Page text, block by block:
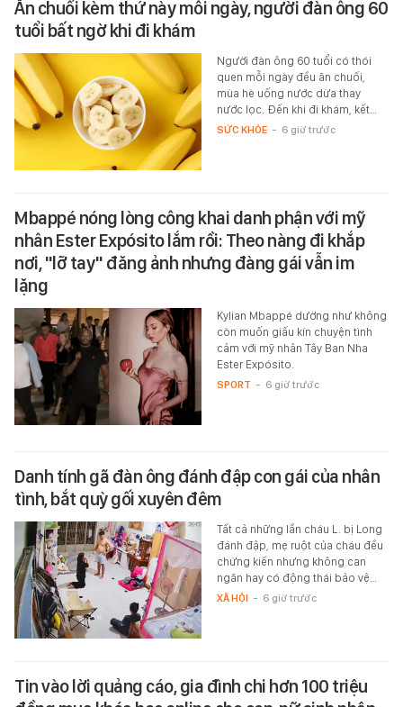
Ăn chuối kèm thứ này mỗi ngày, người đàn ông 60
tuổi bất ngờ khi đi khám
Người đàn ông 60 tuổi có thói
quen mỗi ngày đều ăn chuối,
mùa hè uống nước dừa thay
nước lọc. Đến khi đi khám, kết…
SỨC KHỎE - 6 giờ trước
Mbappé nóng lòng công khai danh phận với mỹ
nhân Ester Expósito lắm rồi: Theo nàng đi khắp
nơi, "lỡ tay" đăng ảnh nhưng đàng gái vẫn im
lặng
Kylian Mbappé dường như không
còn muốn giấu kín chuyện tình
cảm với mỹ nhân Tây Ban Nha
Ester Expósito.
SPORT - 6 giờ trước
Danh tính gã đàn ông đánh đập con gái của nhân
tình, bắt quỳ gối xuyên đêm
Tất cả những lần cháu L. bị Long
đánh đập, mẹ ruột của cháu đều
chứng kiến nhưng không can
ngăn hay có động thái bảo vệ…
XÃ HỘI - 6 giờ trước
Tin vào lời quảng cáo, gia đình chi hơn 100 triệu